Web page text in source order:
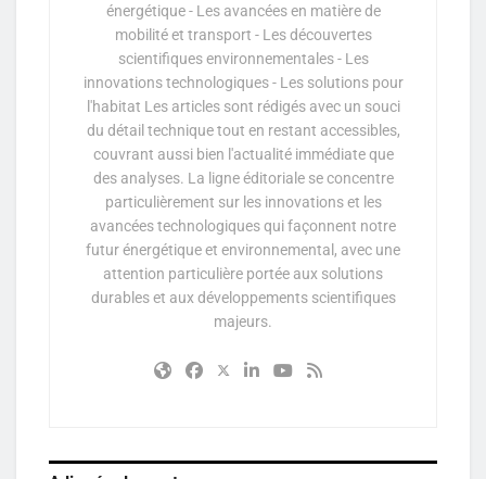
énergétique - Les avancées en matière de
mobilité et transport - Les découvertes
scientifiques environnementales - Les
innovations technologiques - Les solutions pour
l'habitat Les articles sont rédigés avec un souci
du détail technique tout en restant accessibles,
couvrant aussi bien l'actualité immédiate que
des analyses. La ligne éditoriale se concentre
particulièrement sur les innovations et les
avancées technologiques qui façonnent notre
futur énergétique et environnemental, avec une
attention particulière portée aux solutions
durables et aux développements scientifiques
majeurs.